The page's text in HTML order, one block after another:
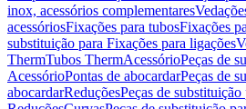
inox, acessórios complementares
acessóriosFixações para tubosFixações
substituição para Fixações para ligações
ThermTubos ThermAcessórioPeças de
AcessórioPontas de abocardarPeças de
abocardarReduçõesPeças de substituição